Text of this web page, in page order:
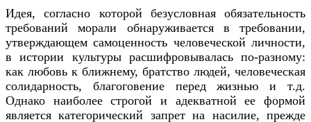
Идея, согласно которой безусловная обязательность
требований морали обнаруживается в требовании,
утверждающем самоценность человеческой личности,
в истории культуры расшифровывалась по-разному:
как любовь к ближнему, братство людей, человеческая
солидарность, благоговение перед жизнью и т.д.
Однако наиболее строгой и адекватной ее формой
является категорический запрет на насилие, прежде